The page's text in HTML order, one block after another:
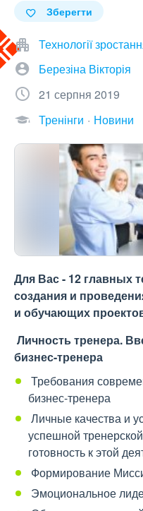
Зберегти
Технології
Березіна Вікторія
21 серпня 2019
Тренінги
Новини
Для Вас - 12 главных
создания и
и обучающих
Личность тренера.
бизнес-тренера
Требования
бизнес-тренера
Личные качества и
успешной
готовность к этой
Формирование
Эмоциональное